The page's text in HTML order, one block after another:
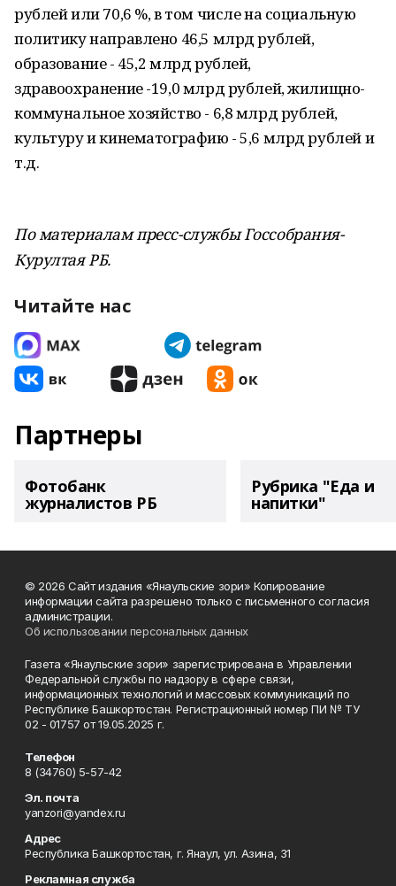
рублей или 70,6 %, в том числе на социальную
политику направлено 46,5 млрд рублей,
образование - 45,2 млрд рублей,
здравоохранение -19,0 млрд рублей, жилищно-
коммунальное хозяйство - 6,8 млрд рублей,
культуру и кинематографию - 5,6 млрд рублей и
т.д.
По материалам пресс-службы Госсобрания-
Курултая РБ.
Читайте нас
Партнеры
Фотобанк
журналистов РБ
Рубрика "Еда и
напитки"
© 2026 Сайт издания «Янаульские зори» Копирование
информации сайта разрешено только с письменного согласия
администрации.
Об использовании персональных данных
Газета «Янаульские зори» зарегистрирована в Управлении
Федеральной службы по надзору в сфере связи,
информационных технологий и массовых коммуникаций по
Республике Башкортостан. Регистрационный номер ПИ № ТУ
02 - 01757 от 19.05.2025 г.
Телефон
8 (34760) 5-57-42
Эл. почта
yanzori@yandex.ru
Адрес
Республика Башкортостан, г. Янаул, ул. Азина, 31
Рекламная служба